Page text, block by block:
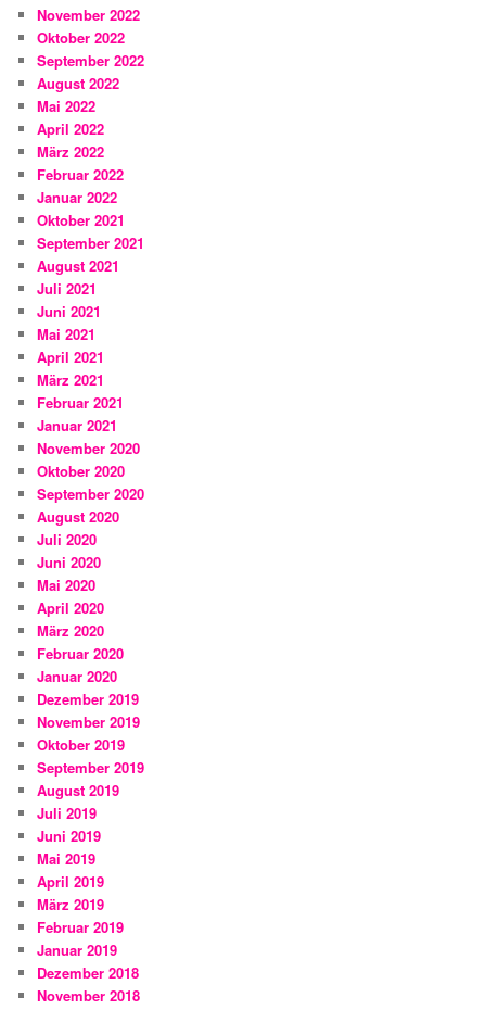
November 2022
Oktober 2022
September 2022
August 2022
Mai 2022
April 2022
März 2022
Februar 2022
Januar 2022
Oktober 2021
September 2021
August 2021
Juli 2021
Juni 2021
Mai 2021
April 2021
März 2021
Februar 2021
Januar 2021
November 2020
Oktober 2020
September 2020
August 2020
Juli 2020
Juni 2020
Mai 2020
April 2020
März 2020
Februar 2020
Januar 2020
Dezember 2019
November 2019
Oktober 2019
September 2019
August 2019
Juli 2019
Juni 2019
Mai 2019
April 2019
März 2019
Februar 2019
Januar 2019
Dezember 2018
November 2018